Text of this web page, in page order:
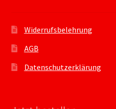
Widerrufsbelehrung
AGB
Datenschutzerklärung